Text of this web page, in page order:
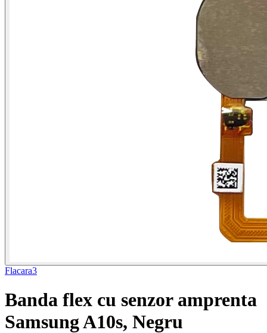
Flacara3
Banda flex cu senzor amprenta
Samsung A10s, Negru